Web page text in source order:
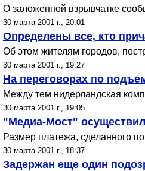
О заложенной взрывчатке
30 марта 2001 г., 20:01
Определены все, кто
Об этом жителям городов,
30 марта 2001 г., 19:27
На переговорах по
Между тем нидерландская
30 марта 2001 г., 19:05
"Медиа-Мост"
Размер платежа, сделанного
30 марта 2001 г., 18:37
Задержан еще один